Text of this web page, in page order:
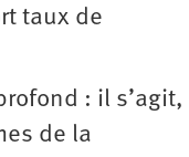
taux de
: il s’agit,
de la